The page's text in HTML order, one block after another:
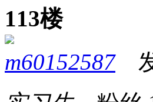
113楼
m60152587发